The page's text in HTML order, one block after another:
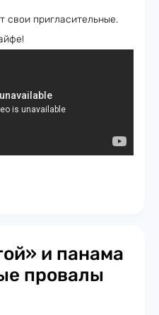
свои пригласительные.
и панама
провалы